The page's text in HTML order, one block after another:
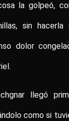
la golpeó,
sin
dolor
llegó
como si